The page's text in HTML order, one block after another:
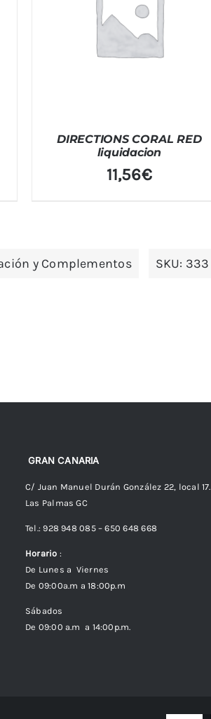
DIRECTIONS CORAL RED
liquidacion
11,56€
y Complementos SKU: 333
GRAN CANARIA
C/ Juan Manuel Durán González 22, local 17.
Las Palmas GC
Tel.: 928 948 085 – 650 648 668
Horario :
De Lunes a Viernes
De 09:00a.m a 18:00p.m
Sábados
De 09:00 a.m a 14:00p.m.